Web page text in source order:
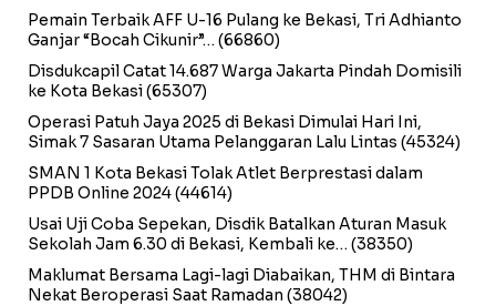
Pemain Terbaik AFF U-16 Pulang ke Bekasi, Tri Adhianto
Ganjar “Bocah Cikunir”… (66860)
Disdukcapil Catat 14.687 Warga Jakarta Pindah Domisili
ke Kota Bekasi(65307)
Operasi Patuh Jaya 2025 di Bekasi Dimulai Hari Ini,
Simak 7 Sasaran Utama Pelanggaran Lalu Lintas (45324)
SMAN 1 Kota Bekasi Tolak Atlet Berprestasi dalam
PPDB Online 2024(44614)
Usai Uji Coba Sepekan, Disdik Batalkan Aturan Masuk
Sekolah Jam 6.30 di Bekasi, Kembali ke… (38350)
Maklumat Bersama Lagi-lagi Diabaikan, THM di Bintara
Nekat Beroperasi Saat Ramadan (38042)